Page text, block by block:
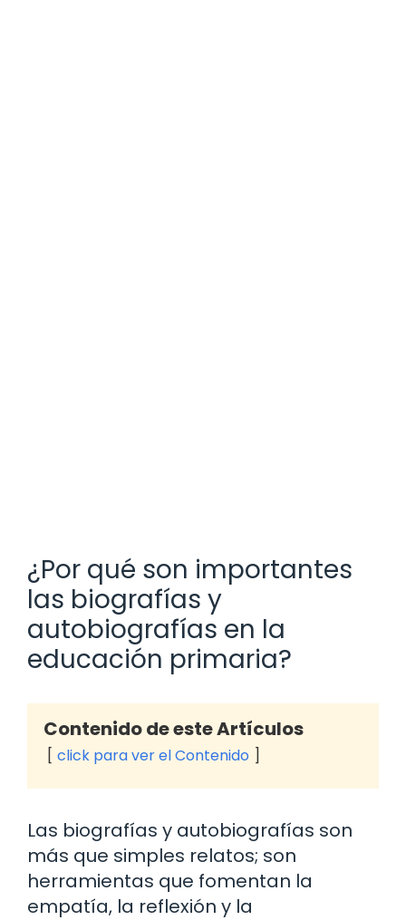
¿Por qué son importantes
las biografías y
autobiografías en la
educación primaria?
Contenido de este Artículos
click para ver el Contenido
Las biografías y autobiografías son
más que simples relatos; son
herramientas que fomentan la
empatía, la reflexión y la